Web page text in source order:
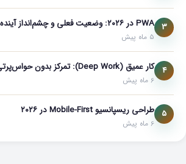
3 PWA در ۲۰۲۶: وضعیت فعلی و چشم‌انداز آینده
5 ماه پیش
4 کار عمیق (Deep Work): تمرکز بدون حواس‌پرتی
6 ماه پیش
5 طراحی ریسپانسیو Mobile-First در ۲۰۲۶
6 ماه پیش